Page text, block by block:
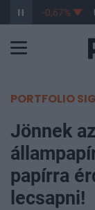
362,98 -0,67%
PORTFOLIO
Jönnek
papírra
lecsapni!